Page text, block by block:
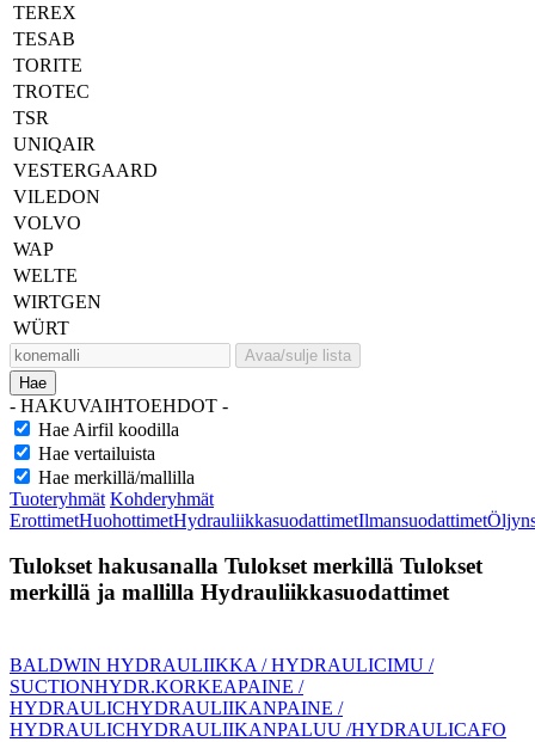
TEREX
TESAB
TORITE
TROTEC
TSR
UNIQAIR
VESTERGAARD
VILEDON
VOLVO
WAP
WELTE
WIRTGEN
WÜRT
Avaa/sulje lista
Hae
- HAKUVAIHTOEHDOT -
Hae Airfil koodilla
Hae vertailuista
Hae merkillä/mallilla
Tuoteryhmät Kohderyhmät
ErottimetHuohottimetHydrauliikkasuodattimetIlmansuodattimet
Tulokset hakusanalla Tulokset merkillä Tulokset
merkillä ja mallilla Hydrauliikkasuodattimet
BALDWIN HYDRAULIIKKA / HYDRAULICIMU /
SUCTIONHYDR.KORKEAPAINE /
HYDRAULICHYDRAULIIKANPAINE /
HYDRAULICHYDRAULIIKANPALUU /HYDRAULICAFO